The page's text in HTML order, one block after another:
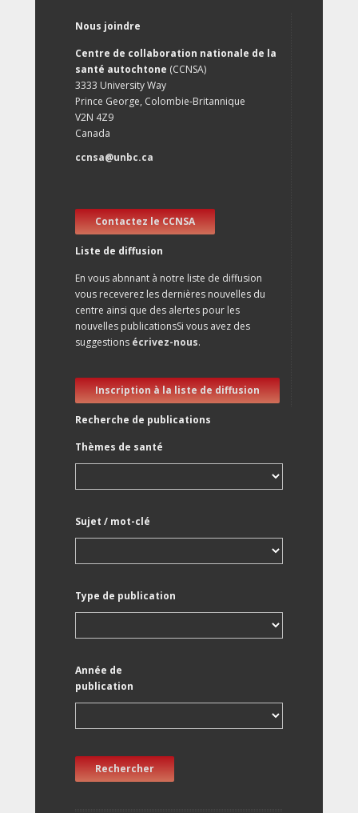
Nous joindre
Centre de collaboration nationale de la
santé autochtone (CCNSA)
3333 University Way
Prince George, Colombie-Britannique
V2N 4Z9
Canada
ccnsa@unbc.ca
Contactez le CCNSA
Liste de diffusion
En vous abnnant à notre liste de diffusion
vous receverez les dernières nouvelles du
centre ainsi que des alertes pour les
nouvelles publicationsSi vous avez des
suggestions écrivez-nous.
Inscription à la liste de diffusion
Recherche de publications
Thèmes de santé
Sujet / mot-clé
Type de publication
Année de
publication
Rechercher